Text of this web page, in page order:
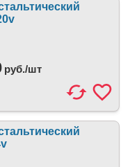
руб./шт